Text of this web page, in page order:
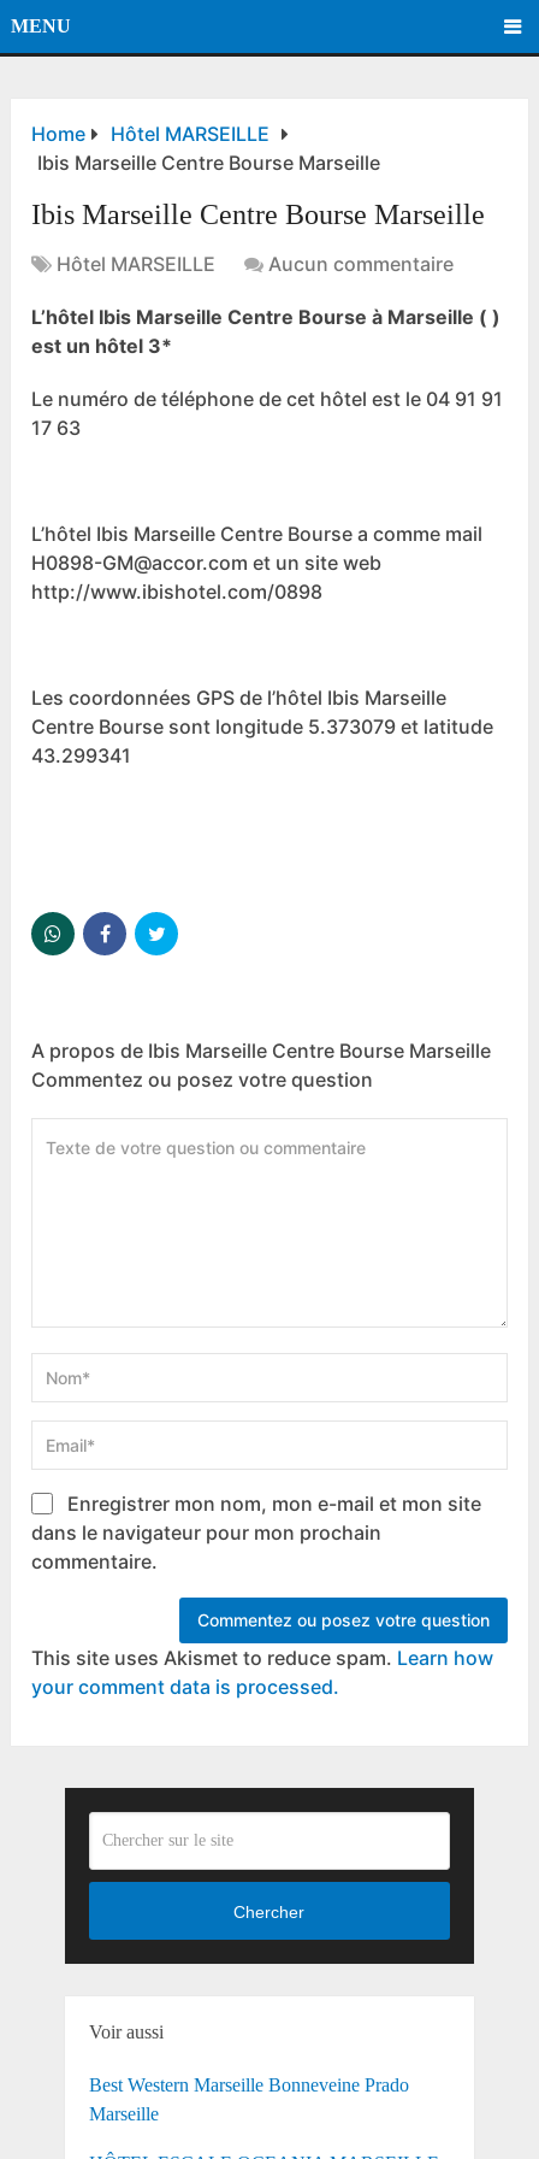
MENU
Home
Hôtel MARSEILLE
Ibis Marseille Centre Bourse Marseille
Ibis Marseille Centre Bourse Marseille
Hôtel MARSEILLE Aucun commentaire
L’hôtel Ibis Marseille Centre Bourse à Marseille ( )
est un hôtel 3*
Le numéro de téléphone de cet hôtel est le 04 91 91
17 63
L’hôtel Ibis Marseille Centre Bourse a comme mail
H0898-GM@accor.com et un site web
http://www.ibishotel.com/0898
Les coordonnées GPS de l’hôtel Ibis Marseille
Centre Bourse sont longitude 5.373079 et latitude
43.299341
A propos de Ibis Marseille Centre Bourse Marseille
Commentez ou posez votre question
Enregistrer mon nom, mon e-mail et mon site
dans le navigateur pour mon prochain
commentaire.
This site uses Akismet to reduce spam. Learn how
your comment data is processed.
Chercher
Voir aussi
Best Western Marseille Bonneveine Prado
Marseille